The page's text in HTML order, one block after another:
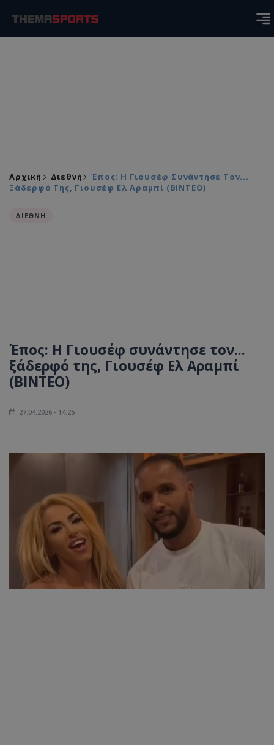
Αρχική Διεθνή
Έπος: Η Γιουσέφ Συνάντησε Τον...
Ξάδερφό Της, Γιουσέφ Ελ Αραμπί (BINTEO)
ΔΙΕΘΝΗ
Έπος: Η Γιουσέφ συνάντησε τον...
ξάδερφό της, Γιουσέφ Ελ Αραμπί
(BINTEO)
27.04.2026 - 14:25